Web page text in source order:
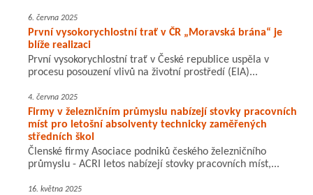
6. června 2025
První vysokorychlostní trať v ČR „Moravská brána“ je
blíže realizaci
První vysokorychlostní trať v České republice uspěla v
procesu posouzení vlivů na životní prostředí (EIA)...
4. června 2025
Firmy v železničním průmyslu nabízejí stovky pracovních
míst pro letošní absolventy technicky zaměřených
středních škol
Členské firmy Asociace podniků českého železničního
průmyslu - ACRI letos nabízejí stovky pracovních míst,...
16. května 2025